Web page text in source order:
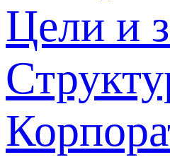
Цели и